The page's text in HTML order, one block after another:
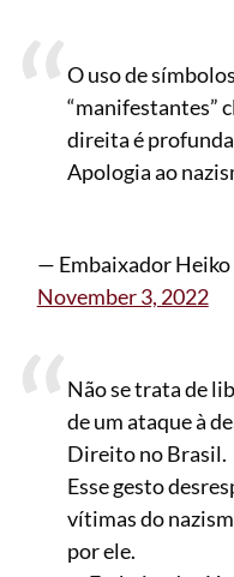
O uso de
“manifestantes”
direita é
Apologia ao
— Embaixador
November 3, 2022
Não se trata de
de um ataque à
Direito no Brasil.
Esse gesto
vítimas do
por ele.